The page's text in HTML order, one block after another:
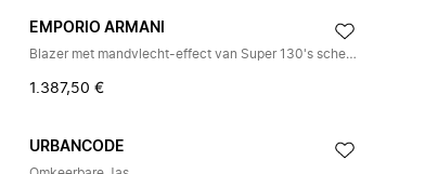
EMPORIO ARMANI
Blazer met mandvlecht-effect van Super 130's scheerwol canvas
1.387,50 €
URBANCODE